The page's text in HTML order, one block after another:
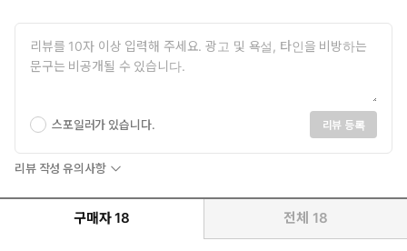
그녀가 경멸하고, 혐오하고, 끔찍하게 싫어하는, 사이코, 변태, 미친
놈, 문란한 개새끼….
그가 그녀의 위에서 정신없이 허리를 흔들고 있었다. 짐승처럼 수치
도 모른 채 쾌락에 미쳐 헐떡이며.
***
스포일러가 있습니다. 리뷰 등록
리뷰 작성 유의사항
구매자 18 전체 18